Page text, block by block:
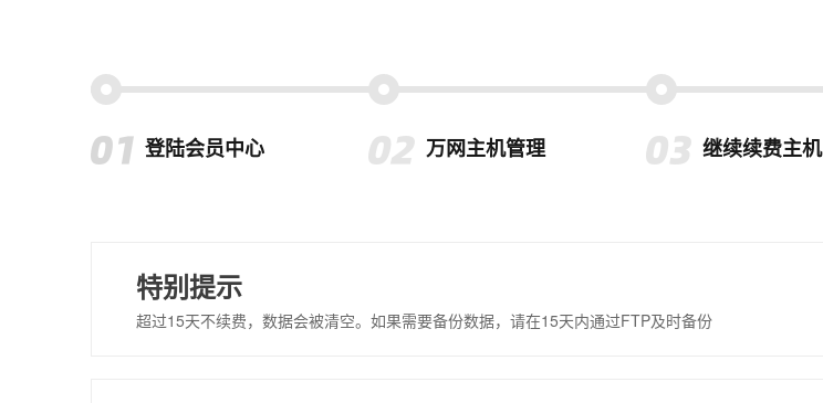
登陆会员中心 万网主机管理 继续续费主机
特别提示
超过15天不续费，数据会被清空。如果需要备份数据，请在15天内通过FTP及时备份